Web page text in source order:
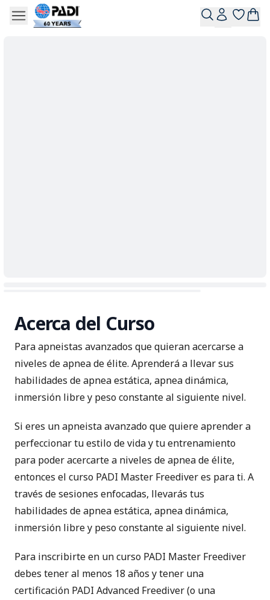
Acerca del Curso
Para apneistas avanzados que quieran acercarse a
niveles de apnea de élite. Aprenderá a llevar sus
habilidades de apnea estática, apnea dinámica,
inmersión libre y peso constante al siguiente nivel.
Si eres un apneista avanzado que quiere aprender a
perfeccionar tu estilo de vida y tu entrenamiento
para poder acercarte a niveles de apnea de élite,
entonces el curso PADI Master Freediver es para ti. A
través de sesiones enfocadas, llevarás tus
habilidades de apnea estática, apnea dinámica,
inmersión libre y peso constante al siguiente nivel.
Para inscribirte en un curso PADI Master Freediver
debes tener al menos 18 años y tener una
certificación PADI Advanced Freediver (o una